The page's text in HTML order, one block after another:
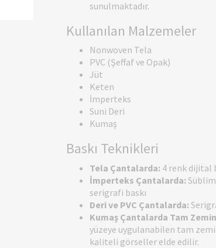
sunulmaktadır.
Kullanılan Malzemeler
Nonwoven Tela
PVC (Şeffaf ve Opak)
Jüt
Keten
İmperteks
Suni Deri
Kumaş
Baskı Teknikleri
Tela Çantalarda: 4 renk dijital
İmperteks Çantalarda:
serigrafi baskı
Deri ve PVC Çantalarda:
Kumaş Çantalarda Tam
yüzeye uygulanabilen tam
kaliteli görseller elde edilir.